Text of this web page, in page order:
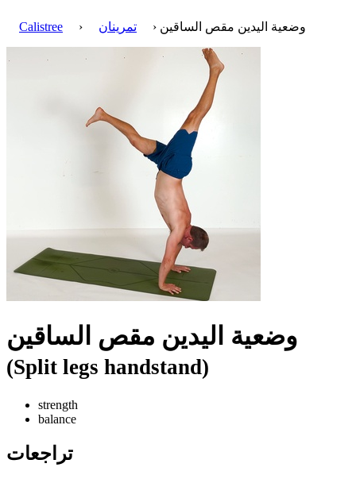
Calistree › تمرينان › وضعية اليدين مقص الساقين
وضعية اليدين مقص الساقين
(Split legs handstand)
strength
balance
تراجعات